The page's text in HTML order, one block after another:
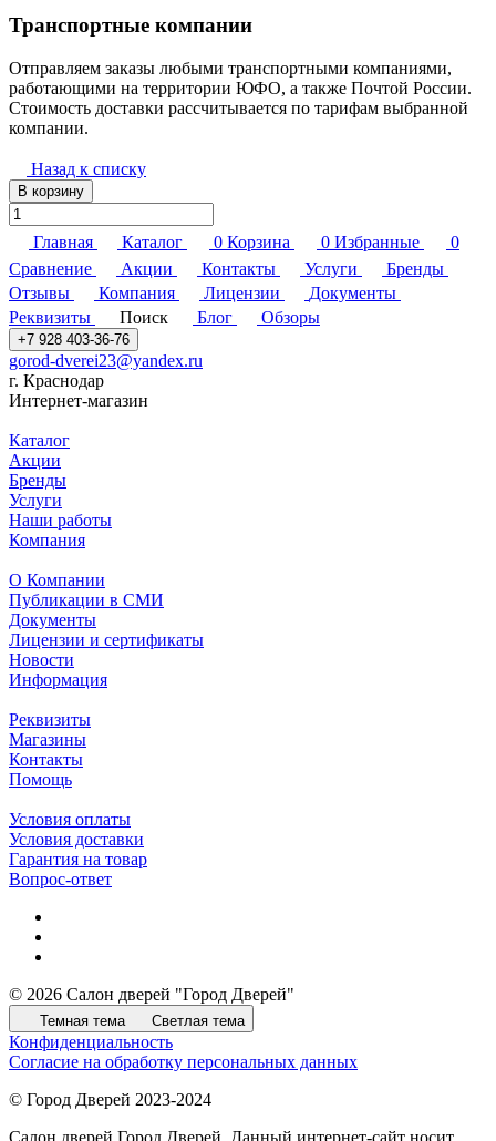
Транспортные компании
Отправляем заказы любыми транспортными компаниями,
работающими на территории ЮФО, а также Почтой России.
Стоимость доставки рассчитывается по тарифам выбранной
компании.
Назад к списку
В корзину
Главная Каталог 0 Корзина 0 Избранные
0
Сравнение
Акции Контакты Услуги
Бренды
Отзывы
Компания Лицензии
Документы
Реквизиты
Поиск Блог Обзоры
+7 928 403-36-76
gorod-dverei23@yandex.ru
г. Краснодар
Интернет-магазин
Каталог
Акции
Бренды
Услуги
Наши работы
Компания
О Компании
Публикации в СМИ
Документы
Лицензии и сертификаты
Новости
Информация
Реквизиты
Магазины
Контакты
Помощь
Условия оплаты
Условия доставки
Гарантия на товар
Вопрос-ответ
© 2026 Салон дверей "Город Дверей"
Темная тема Светлая тема
Конфиденциальность
Согласие на обработку персональных данных
© Город Дверей 2023-2024
Салон дверей Город Дверей. Данный интернет-сайт носит